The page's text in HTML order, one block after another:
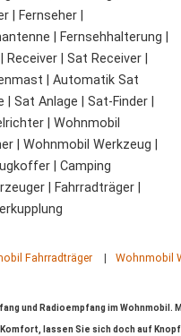
| Fernseher |
| Fernsehhalterung |
Receiver | Sat Receiver |
| Automatik Sat
| Sat Anlage | Sat-Finder |
| Wohnmobil
| Wohnmobil Werkzeug |
| Camping
| Fahrradträger |
Fahrradträger Wohnmobil
und Radioempfang im
lassen Sie sich doch auf